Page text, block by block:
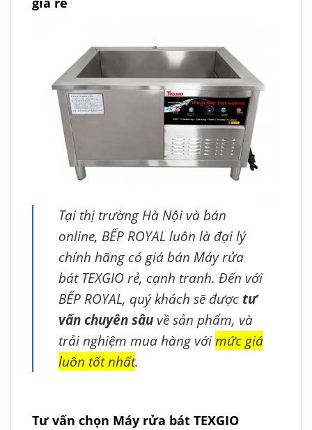
Tại thị trường Hà Nội và bán
online, BẾP ROYAL luôn là đại lý
chính hãng có giá bán Máy rửa
bát TEXGIO rẻ, cạnh tranh. Đến với
BẾP ROYAL, quý khách sẽ được tư
vấn chuyên sâu về sản phẩm, và
trải nghiệm mua hàng vớimức giá
luôn tốt nhất.
Tư vấn chọn Máy rửa bát TEXGIO